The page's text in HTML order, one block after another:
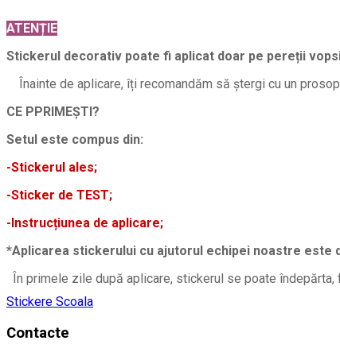
ATENȚIE
Stickerul decorativ poate fi aplicat doar pe pereții
Înainte de aplicare, îți recomandăm să ștergi cu un
CE PPRIMEȘTI?
Setul este compus din:
-Stickerul ales;
-Sticker de TEST;
-Instrucțiunea de aplicare;
*Aplicarea stickerului cu ajutorul echipei noastre este
În primele zile după aplicare, stickerul se poate
Stickere Scoala
Contacte